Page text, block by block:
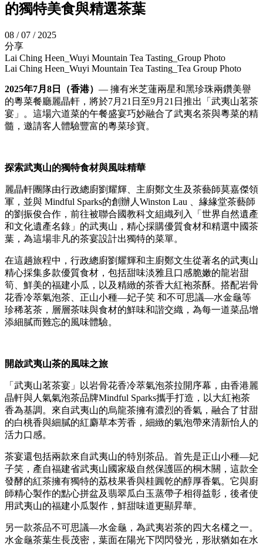
的獨特美食與精選茶葉
08 / 07 / 2025
分享
Lai Ching Heen_Wuyi Mountain Tea Tasting_Group Photo
Lai Ching Heen_Wuyi Mountain Tea Tasting_Tea Group Photo
2025年7月8日（香港） — 擁有米芝蓮兩星和黑珍珠兩鑽美譽
的粵菜餐廳麗晶軒，將於7月 21 日至9月 21 日推出「武夷山茗茶
宴」。這場六道菜的午餐盛宴巧妙融合了武夷名茶與粵菜的精
髓，邀請客人體驗豐富的粵菜珍寶。
探索武夷山的獨特食材與風味精華
麗晶軒團隊由行政總廚劉耀輝、主廚鄭文生及茶藝師莫嘉傑領
軍，並與 Mindful Sparks的創辦人 Winston Lau
緣緣堂茶藝師
的劉振俊合作，前往被聯合國教科文組織列入「世界自然遺產
和文化遺產名錄」的武夷山，精心採購優質食材和精選中國茶
葉，為這場非凡的茶宴設計出獨特的菜單。
在這趟旅程中，行政總廚劉耀輝和主廚鄭文生從著名的武夷山
精心採集多款優質食材，包括甜味淡雅且口感脆嫩的龍岩甜
筍、鮮美的福建小瓜，以及精緻的茶香大紅袍茶酥。搭配岩骨
花香冷萃氣泡茶、正山小種—妃子笑 和不可思議—水金龜等
珍稀茗茶，層層茶味與食材的鮮味和諧交織，為每一道菜品增
添細膩而難忘的風味體驗。
開啟武夷山茶的風味之旅
「武夷山茗茶宴」以岩骨花香冷萃氣泡茶拉開序幕，由香港麗
晶軒與人氣氣泡茶品牌Mindful Sparks攜手打造，以大紅袍茶
香為基調。來自武夷山的烏龍茶擁有濃烈的香氣，融合了甘甜
的白桃香與細膩的紅麝草本芳香，細緻的氣泡帶來清新怡人的
活力口感。
茶宴還包括兩款來自武夷山的特別茶品。首先是正山小種—妃
子笑，產自福建省武夷山國家級自然保護區的桐木關，這款全
發酵的紅茶擁有獨特的荔枝果香與桂圓乾的醇厚香氣。它與廚
師精心製作的點心拼盆及翡翠瓜白玉蒸帶子相得益彰，後者使
用武夷山的福建小瓜製作，鮮甜味道更顯昇華。
另一款茶品不可思議—水金龜，為武夷岩茶的四大名欉之一。
水金龜茶葉生長茂密，葉面在陽光下閃閃發光，形狀猶如在水